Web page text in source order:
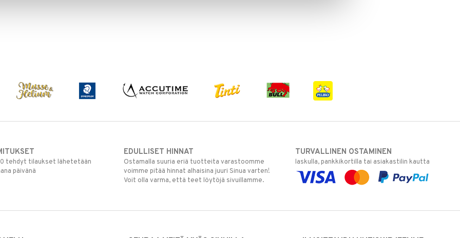
tehdyt tilaukset lähetetään
päivänä
EDULLISET HINNAT
Ostamalla suuria eriä tuotteita varastoomme
voimme pitää hinnat alhaisina juuri Sinua varten!
Voit olla varma, että teet löytöjä sivuillamme.
TURVALLINEN OSTAMINEN
laskulla, pankkikortilla tai asiakastilin kautta